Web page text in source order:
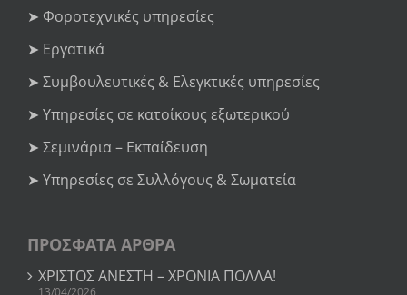
➤ Φοροτεχνικές υπηρεσίες
➤ Εργατικά
➤ Συμβουλευτικές & Ελεγκτικές υπηρεσίες
➤ Υπηρεσίες σε κατοίκους εξωτερικού
➤ Σεμινάρια – Εκπαίδευση
➤ Υπηρεσίες σε Συλλόγους & Σωματεία
ΠΡΟΣΦΑΤΑ ΑΡΘΡΑ
ΧΡΙΣΤΟΣ ΑΝΕΣΤΗ – ΧΡΟΝΙΑ ΠΟΛΛΑ!
13/04/2026